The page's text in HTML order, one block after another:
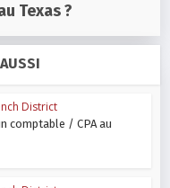
Texas ?
District
comptable / CPA au